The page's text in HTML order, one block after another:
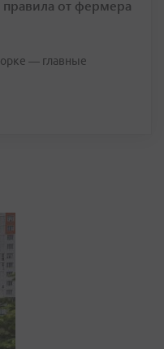
от фермера
— главные